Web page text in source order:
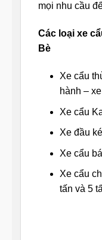
mọi nhu cầu
Các loại xe
Bè
Xe cẩu
hành –
Xe cẩu
Xe đầu
Xe cẩu
Xe cẩu
tấn và 5